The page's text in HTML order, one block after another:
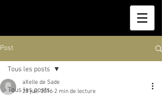
Post
Tous les posts
Tous les posts
aXelle de Sade
23 juil. 2016 2 min de lecture